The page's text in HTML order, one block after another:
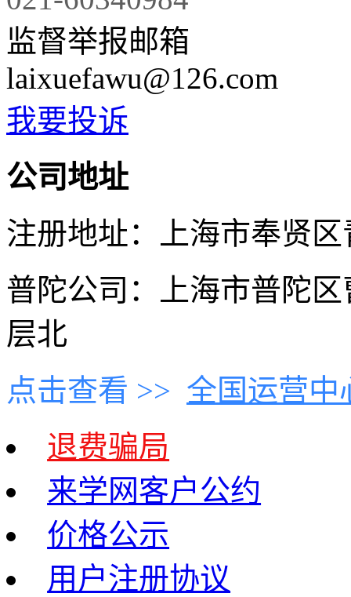
监督举报邮箱
laixuefawu@126.com
我要投诉
公司地址
注册地址：上海市奉贤
普陀公司：上海市普陀
层北
点击查看 >> 全国运营中
退费骗局
来学网客户公约
价格公示
用户注册协议